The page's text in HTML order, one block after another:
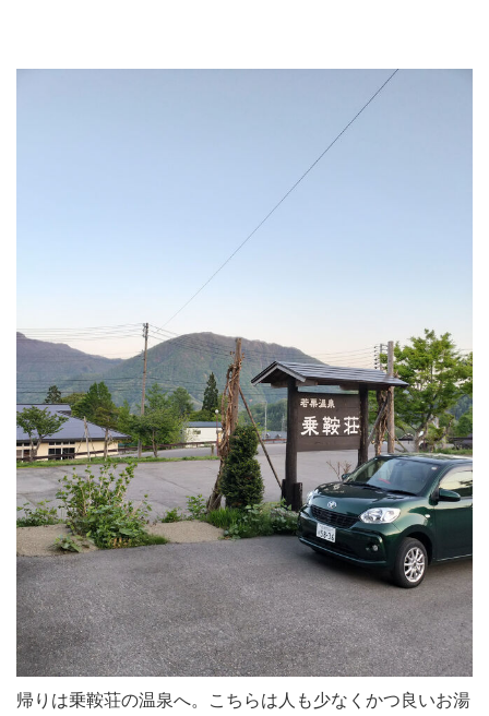
帰りは乗鞍荘の温泉へ。こちらは人も少なくかつ良いお湯